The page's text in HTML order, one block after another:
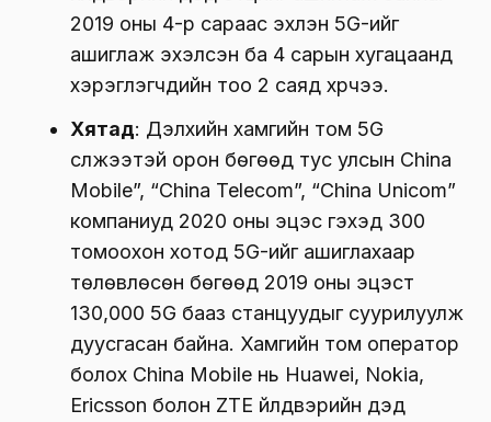
2019 оны 4-р сараас эхлэн 5G-ийг
ашиглаж эхэлсэн ба 4 сарын хугацаанд
хэрэглэгчдийн тоо 2 саяд хүрчээ.
Хятад: Дэлхийн хамгийн том 5G
сүлжээтэй орон бөгөөд тус улсын China
Mobile”, “China Telecom”, “China Unicom”
компаниуд 2020 оны эцэс гэхэд 300
томоохон хотод 5G-ийг ашиглахаар
төлөвлөсөн бөгөөд 2019 оны эцэст
130,000 5G бааз станцуудыг суурилуулж
дуусгасан байна. Хамгийн том оператор
болох China Mobile нь Huawei, Nokia,
Ericsson болон ZTE үйлдвэрийн дэд